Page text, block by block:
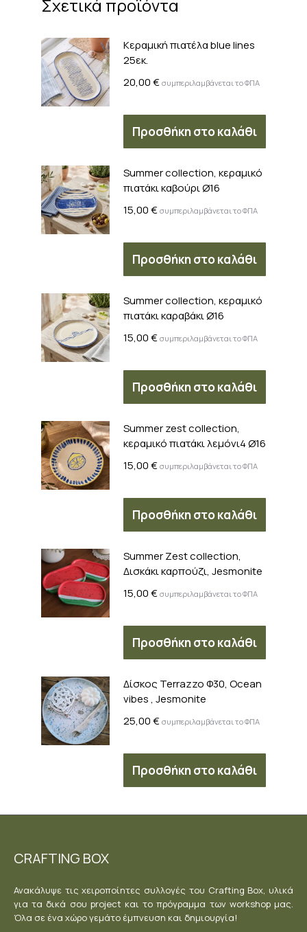
Σχετικά προϊόντα
Kεραμική πιατέλα blue lines
25εκ.
20,00€ συμπεριλαμβάνεται το ΦΠΑ
Προσθήκη στο καλάθι
Summer collection, κεραμικό
πιατάκι καβούρι Ø16
15,00€ συμπεριλαμβάνεται το ΦΠΑ
Προσθήκη στο καλάθι
Summer collection, κεραμικό
πιατάκι καραβάκι Ø16
15,00€ συμπεριλαμβάνεται το ΦΠΑ
Προσθήκη στο καλάθι
Summer zest collection,
κεραμικό πιατάκι λεμόνι4 Ø16
15,00€ συμπεριλαμβάνεται το ΦΠΑ
Προσθήκη στο καλάθι
Summer Zest collection,
Δισκάκι καρπούζι, Jesmonite
15,00€ συμπεριλαμβάνεται το ΦΠΑ
Προσθήκη στο καλάθι
Δίσκος Terrazzo Φ30, Ocean
vibes , Jesmonite
25,00€ συμπεριλαμβάνεται το ΦΠΑ
Προσθήκη στο καλάθι
CRAFTING BOX
Ανακάλυψε τις χειροποίητες συλλογές του Crafting Box, υλικά
για τα δικά σου project και το πρόγραμμα των workshop μας.
Όλα σε ένα χώρο γεμάτο έμπνευση και δημιουργία!